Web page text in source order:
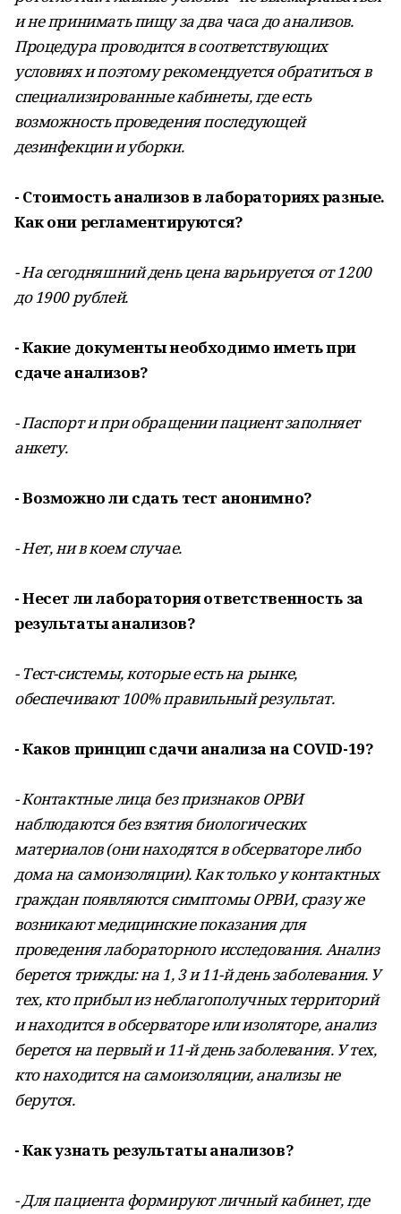
и не принимать пищу за два часа до анализов.
Процедура проводится в соответствующих
условиях и поэтому рекомендуется обратиться в
специализированные кабинеты, где есть
возможность проведения последующей
дезинфекции и уборки.
- Стоимость анализов в лабораториях разные.
Как они регламентируются?
- На сегодняшний день цена варьируется от 1200
до 1900 рублей.
- Какие документы необходимо иметь при
сдаче анализов?
- Паспорт и при обращении пациент заполняет
анкету.
- Возможно ли сдать тест анонимно?
- Нет, ни в коем случае.
- Несет ли лаборатория ответственность за
результаты анализов?
- Тест-системы, которые есть на рынке,
обеспечивают 100% правильный результат.
- Каков принцип сдачи анализа на COVID-19?
- Контактные лица без признаков ОРВИ
наблюдаются без взятия биологических
материалов (они находятся в обсерваторе либо
дома на самоизоляции). Как только у контактных
граждан появляются симптомы ОРВИ, сразу же
возникают медицинские показания для
проведения лабораторного исследования. Анализ
берется трижды: на 1, 3 и 11-й день заболевания. У
тех, кто прибыл из неблагополучных территорий
и находится в обсерваторе или изоляторе, анализ
берется на первый и 11-й день заболевания. У тех,
кто находится на самоизоляции, анализы не
берутся.
- Как узнать результаты анализов?
- Для пациента формируют личный кабинет, где